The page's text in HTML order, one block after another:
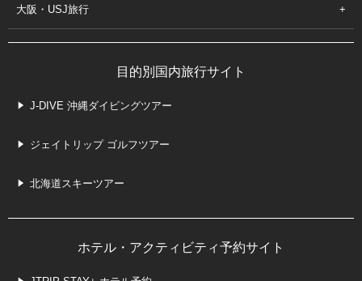
大阪・USJ旅行
目的別国内旅行サイト
J-DIVE 沖縄ダイビングツアー
ジェイトリップ ゴルフツアー
北海道スキーツアー
ホテル・アクティビティ予約サイト